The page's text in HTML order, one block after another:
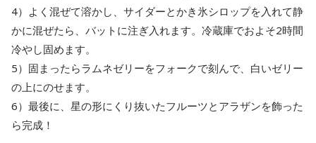
4）よく混ぜて溶かし、サイダーとかき氷シロップを入れて静
かに混ぜたら、バットに注ぎ入れます。冷蔵庫でおよそ2時間
冷やし固めます。
5）固まったらラムネゼリーをフォークで刻んで、白いゼリー
の上にのせます。
6）最後に、星の形にくり抜いたフルーツとアラザンを飾った
ら完成！